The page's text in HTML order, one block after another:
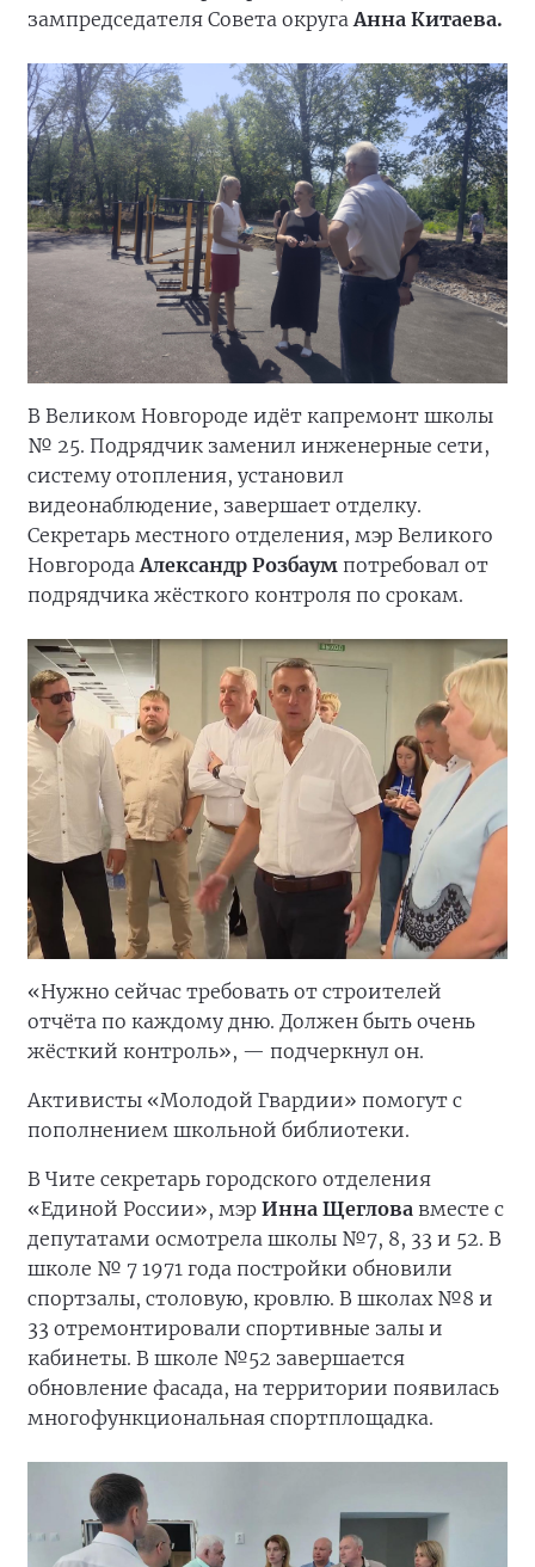
зампредседателя Совета округа Анна Китаева.
В Великом Новгороде идёт капремонт школы
№ 25. Подрядчик заменил инженерные сети,
систему отопления, установил
видеонаблюдение, завершает отделку.
Секретарь местного отделения, мэр Великого
Новгорода Александр Розбаум потребовал от
подрядчика жёсткого контроля по срокам.
«Нужно сейчас требовать от строителей
отчёта по каждому дню. Должен быть очень
жёсткий контроль», — подчеркнул он.
Активисты «Молодой Гвардии» помогут с
пополнением школьной библиотеки.
В Чите секретарь городского отделения
«Единой России», мэр Инна Щеглова вместе с
депутатами осмотрела школы №7, 8, 33 и 52. В
школе № 7 1971 года постройки обновили
спортзалы, столовую, кровлю. В школах №8 и
33 отремонтировали спортивные залы и
кабинеты. В школе №52 завершается
обновление фасада, на территории появилась
многофункциональная спортплощадка.